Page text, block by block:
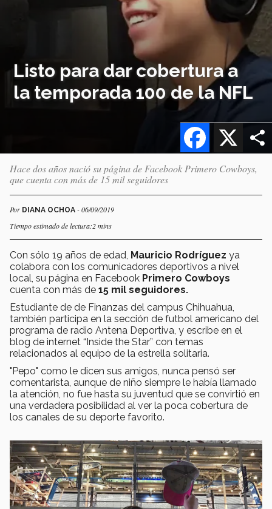
Listo para dar cobertura a
la temporada 100 de la NFL
X
Facebook
Hace dos años nació su página de Facebook Primero Cowboys,
que cuenta con más de 15 mil seguidores
Por DIANA OCHOA - 06/09/2019
Tiempo estimado de lectura:2 mins
Con sólo 19 años de edad, Mauricio Rodríguez ya
colabora con los comunicadores deportivos a nivel
local, su página en Facebook Primero Cowboys
cuenta con más de 15 mil seguidores.
Estudiante de de Finanzas del campus Chihuahua,
también participa en la sección de futbol americano del
programa de radio Antena Deportiva, y escribe en el
blog de internet “Inside the Star” con temas
relacionados al equipo de la estrella solitaria.
"Pepo" como le dicen sus amigos, nunca pensó ser
comentarista, aunque de niño siempre le había llamado
la atención, no fue hasta su juventud que se convirtió en
una verdadera posibilidad al ver la poca cobertura de
los canales de su deporte favorito.